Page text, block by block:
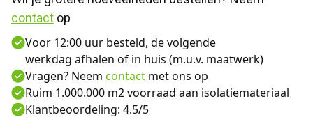
contact op
Voor 12:00 uur besteld, de volgende
werkdag afhalen of in huis (m.u.v. maatwerk)
Vragen? Neem contact met ons op
Ruim 1.000.000 m2 voorraad aan isolatiemateriaal
Klantbeoordeling: 4.5/5